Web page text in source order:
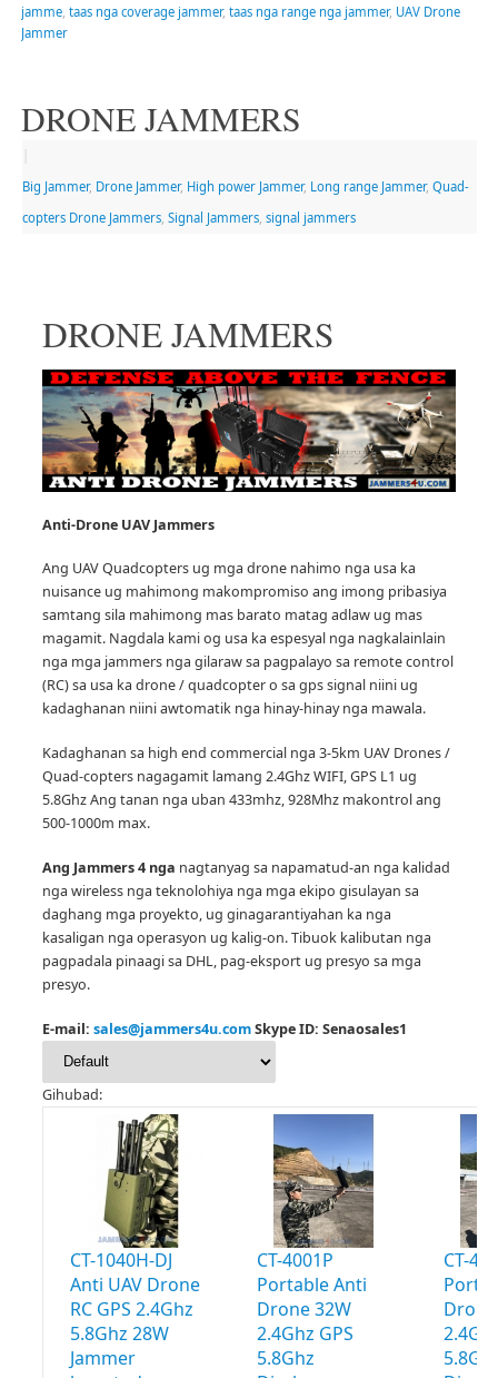
jamme, taas nga coverage jammer, taas nga range nga jammer, UAV Drone
Jammer
DRONE JAMMERS
Big Jammer, Drone Jammer, High power Jammer, Long range Jammer, Quad-
copters Drone Jammers, Signal Jammers, signal jammers
DRONE JAMMERS
Anti-Drone UAV Jammers
Ang UAV Quadcopters ug mga drone nahimo nga usa ka
nuisance ug mahimong makompromiso ang imong pribasiya
samtang sila mahimong mas barato matag adlaw ug mas
magamit. Nagdala kami og usa ka espesyal nga nagkalainlain
nga mga jammers nga gilaraw sa pagpalayo sa remote control
(RC) sa usa ka drone / quadcopter o sa gps signal niini ug
kadaghanan niini awtomatik nga hinay-hinay nga mawala.
Kadaghanan sa high end commercial nga 3-5km UAV Drones /
Quad-copters nagagamit lamang 2.4Ghz WIFI, GPS L1 ug
5.8Ghz Ang tanan nga uban 433mhz, 928Mhz makontrol ang
500-1000m max.
Ang Jammers 4 nga nagtanyag sa napamatud-an nga kalidad
nga wireless nga teknolohiya nga mga ekipo gisulayan sa
daghang mga proyekto, ug ginagarantiyahan ka nga
kasaligan nga operasyon ug kalig-on.Tibuok kalibutan nga
pagpadala pinaagi sa DHL, pag-eksport ug presyo sa mga
presyo.
E-mail: sales@jammers4u.comSkype ID: Senaosales1
Gihubad:
CT-1040H-DJ
Anti UAV Drone
RC GPS 2.4Ghz
5.8Ghz 28W
Jammer
CT-4001P
Portable Anti
Drone 32W
2.4Ghz GPS
5.8Ghz
CT-